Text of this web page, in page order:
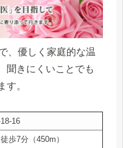
、優しく家庭的な温
聞きにくいことでも
す。
16
歩7分（450m）